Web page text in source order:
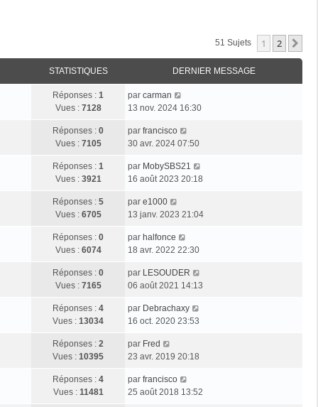
51 Sujets 1 2
STATISTIQUES DERNIER MESSAGE
Réponses : 1
Vues : 7128
D
e
n
i
r
m
s
a
g
par carman
13 nov. 2024 16:30
Réponses : 0
Vues : 7105
D
e
n
i
r
m
s
a
g
par francisco
30 avr. 2024 07:50
Réponses : 1
Vues : 3921
D
e
n
i
r
m
s
a
g
par MobySBS21
16 août 2023 20:18
Réponses : 5
Vues : 6705
D
e
n
i
r
m
s
a
g
par e1000
13 janv. 2023 21:04
Réponses : 0
Vues : 6074
D
e
n
i
r
m
s
a
g
par halfonce
18 avr. 2022 22:30
Réponses : 0
Vues : 7165
D
e
n
i
r
m
s
par LESOUDER
06 août 2021 14:13
Réponses : 4
Vues : 13034
D
e
n
i
r
m
par Debrachaxy
16 oct. 2020 23:53
Réponses : 2
Vues : 10395
D
e
n
i
par Fred
23 avr. 2019 20:18
Réponses : 4
Vues : 11481
D
e
par francisco
25 août 2018 13:52